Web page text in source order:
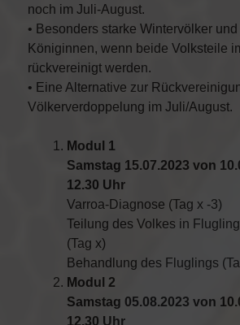
noch im Juli-August.
• Besonders starke Wintervölker
Königinnen, wenn beide Volksteile
rückvereinigt werden.
• Eine Alternative zur
Völkerverdoppelung im Juli/August.
Modul 1
Samstag 15.07.2023 von
12.30 Uhr
Varroa-Diagnose (Tag x -3)
Teilung des Volkes in
(Tag x)
Behandlung des Fluglings
Modul 2
Samstag 05.08.2023 von
12.30 Uhr